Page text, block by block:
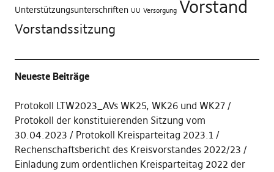
Unterstützungsunterschriften UU Versorgung Vorstand
Vorstandssitzung
Neueste Beiträge
Protokoll LTW2023_AVs WK25, WK26 und WK27
Protokoll der konstituierenden Sitzung vom
30.04.2023
Protokoll Kreisparteitag 2023.1
Rechenschaftsbericht des Kreisvorstandes 2022/23
Einladung zum ordentlichen Kreisparteitag 2022 der